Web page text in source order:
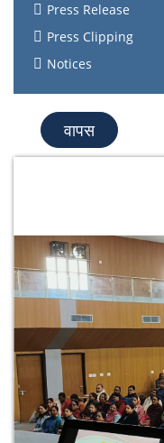
Press Release
Press Clipping
Notices
वापस